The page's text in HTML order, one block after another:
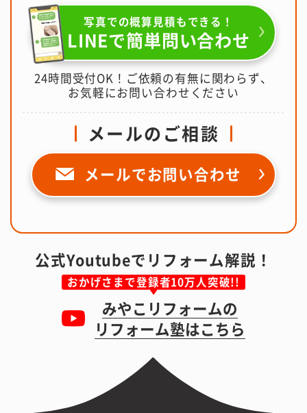
写真での概算見積もできる！
LINEで簡単問い合わせ
24時間受付OK！ご依頼の有無に関わらず、
お気軽にお問い合わせください
メールのご相談
メールでお問い合わせ
公式Youtubeでリフォーム解説！
おかげさまで登録者10万人突破!!
みやこリフォームの
リフォーム塾はこちら